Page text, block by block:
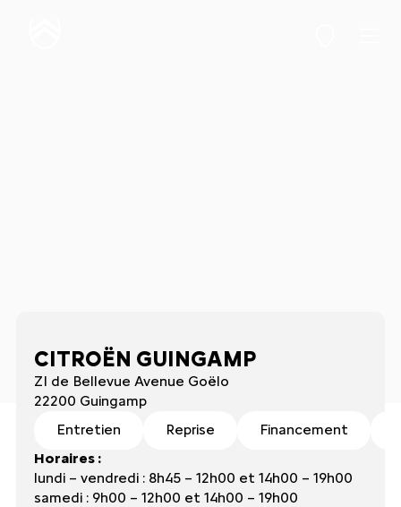
CITROËN GUINGAMP
ZI de Bellevue Avenue Goëlo
22200 Guingamp
Entretien
Reprise Financement
Horaires :
lundi – vendredi : 8h45 – 12h00 et 14h00 – 19h00
samedi : 9h00 – 12h00 et 14h00 – 19h00